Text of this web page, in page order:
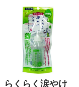
らくらく涙やけ